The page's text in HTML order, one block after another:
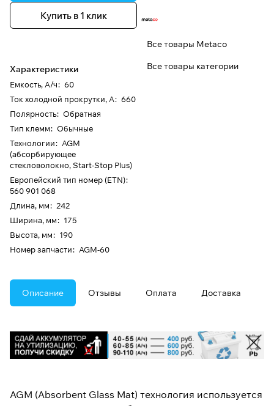
Купить в 1 клик
Характеристики
Емкость, А/ч: 60
Ток холодной прокрутки, А: 660
Полярность: Обратная
Тип клемм: Обычные
Технологии: AGM
(абсорбирующее
стекловолокно, Start-Stop Plus)
Европейский тип номер (ETN):
560 901 068
Длина, мм: 242
Ширина, мм: 175
Высота, мм: 190
Номер запчасти: AGM-60
Все товары Metaco
Все товары категории
Описание Отзывы Оплата Доставка
AGM (Absorbent Glass Mat) технология используется